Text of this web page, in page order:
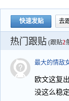
快速发贴 去
热门跟贴 (跟贴2
最大的情敌
欧文这复
没这么稳定